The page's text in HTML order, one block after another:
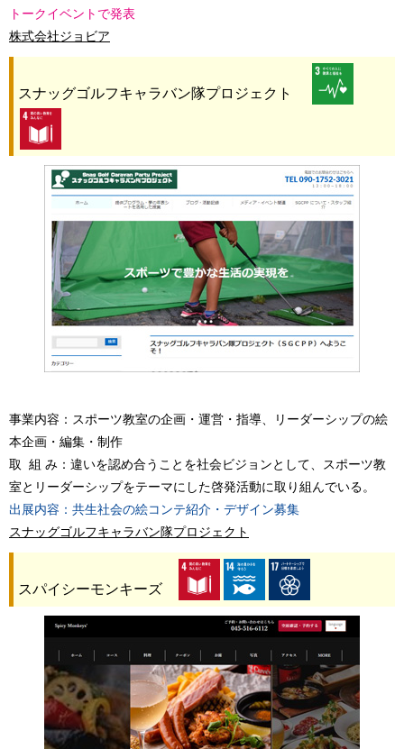
トークイベントで発表
株式会社ジョビア
スナッグゴルフキャラバン隊プロジェクト
事業内容：スポーツ教室の企画・運営・指導、リーダーシップの絵
本企画・編集・制作
取 組 み：違いを認め合うことを社会ビジョンとして、スポーツ教
室とリーダーシップをテーマにした啓発活動に取り組んでいる。
出展内容：共生社会の絵コンテ紹介・デザイン募集
スナッグゴルフキャラバン隊プロジェクト
スパイシーモンキーズ